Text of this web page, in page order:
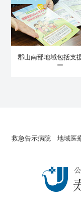
郡山南部地域包括支
ー
救急告示病院 地域医